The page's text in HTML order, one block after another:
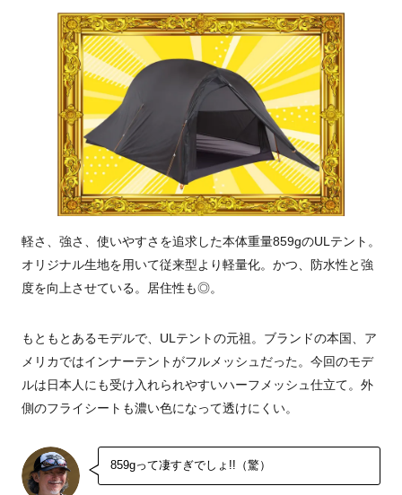
軽さ、強さ、使いやすさを追求した本体重量859gのULテント。
オリジナル生地を用いて従来型より軽量化。かつ、防水性と強
度を向上させている。居住性も◎。
もともとあるモデルで、ULテントの元祖。ブランドの本国、ア
メリカではインナーテントがフルメッシュだった。今回のモデ
ルは日本人にも受け入れられやすいハーフメッシュ仕立て。外
側のフライシートも濃い色になって透けにくい。
859gって凄すぎでしょ!!（驚）